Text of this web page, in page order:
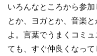
いろんなところから参
とか、ヨガとか、音楽
よ。言葉でうまくコミ
ても、すぐ仲良くなっ